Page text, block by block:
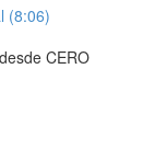
(8:06)
CERO